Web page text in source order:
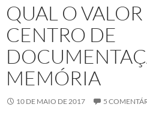
QUAL O
CENTRO DE
MEMÓRIA
10 DE MAIO DE 2017 5